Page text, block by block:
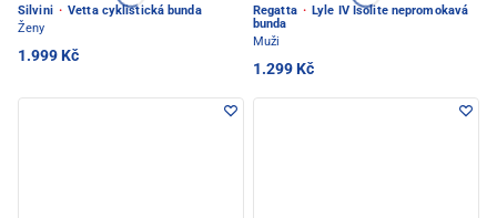
Silvini · Vetta cyklistická bunda
Ženy
1.999 Kč
Regatta · Lyle IV Isolite nepromokavá
bunda
Muži
1.299 Kč